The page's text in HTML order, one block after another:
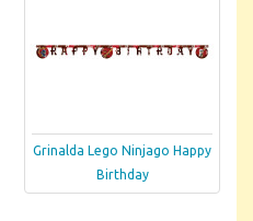
Grinalda Lego Ninjago Happy
Birthday